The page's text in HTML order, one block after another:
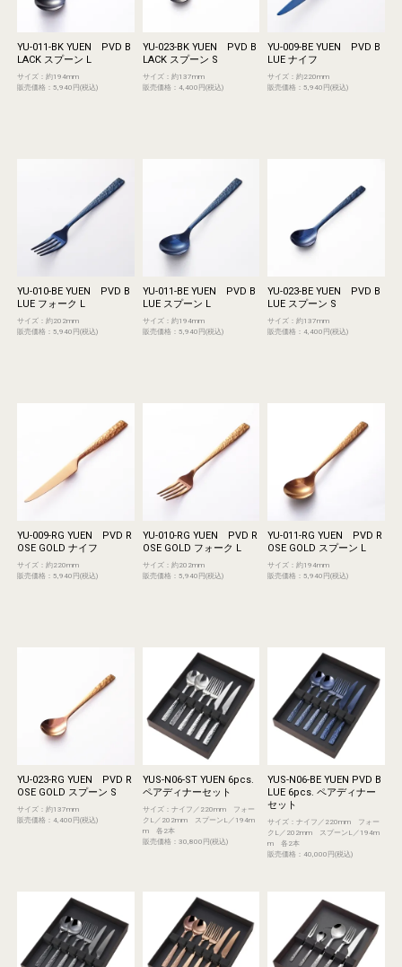
YU-011-BK YUEN PVD B
LACK スプーン L
サイズ：約194mm
販売価格：5,940円(税込)
YU-023-BK YUEN PVD B
LACK スプーン S
サイズ：約137mm
販売価格：4,400円(税込)
YU-009-BE YUEN PVD B
LUE ナイフ
サイズ：約220mm
販売価格：5,940円(税込)
YU-010-BE YUEN PVD B
LUE フォーク L
サイズ：約202mm
販売価格：5,940円(税込)
YU-011-BE YUEN PVD B
LUE スプーン L
サイズ：約194mm
販売価格：5,940円(税込)
YU-023-BE YUEN PVD B
LUE スプーン S
サイズ：約137mm
販売価格：4,400円(税込)
YU-009-RG YUEN PVD R
OSE GOLD ナイフ
サイズ：約220mm
販売価格：5,940円(税込)
YU-010-RG YUEN PVD R
OSE GOLD フォーク L
サイズ：約202mm
販売価格：5,940円(税込)
YU-011-RG YUEN PVD R
OSE GOLD スプーン L
サイズ：約194mm
販売価格：5,940円(税込)
YU-023-RG YUEN PVD R
OSE GOLD スプーン S
サイズ：約137mm
販売価格：4,400円(税込)
YUS-N06-ST YUEN 6pcs.
ペアディナーセット
サイズ：ナイフ／220mm フォー
クL／202mm スプーンL／194m
m 各2本
販売価格：30,800円(税込)
YUS-N06-BE YUEN PVD B
LUE 6pcs. ペアディナー
セット
サイズ：ナイフ／220mm フォー
クL／202mm スプーンL／194m
m 各2本
販売価格：40,000円(税込)